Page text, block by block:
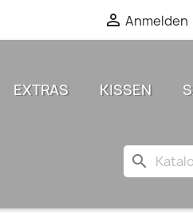
 Anmelden
EXTRAS KISSEN
search